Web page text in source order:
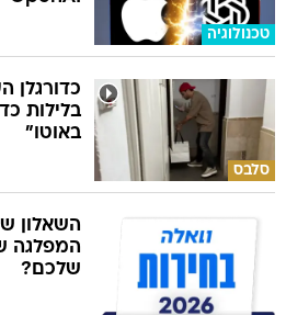
טכנולוגיה
סלבס
כדורגלן
בלילות
באוטו"
השאלון
המפלגה
שלכם?